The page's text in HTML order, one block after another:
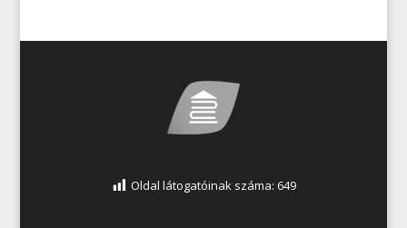
Oldal látogatóinak száma: 649